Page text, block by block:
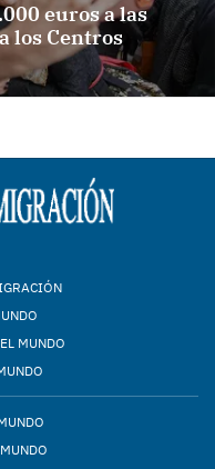
euros a las
los Centros
MUNDO